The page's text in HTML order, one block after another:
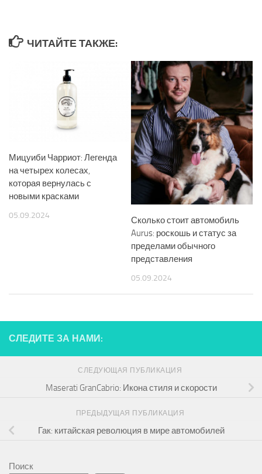
ЧИТАЙТЕ ТАКЖЕ:
Мицуиби Чарриот: Легенда
на четырех колесах,
которая вернулась с
новыми красками
05.09.2024
Сколько стоит автомобиль
Aurus: роскошь и статус за
пределами обычного
представления
05.09.2024
СЛЕДИТЕ ЗА НАМИ:
СЛЕДУЮЩАЯ ПУБЛИКАЦИЯ
Maserati GranCabrio: Икона стиля и скорости
ПРЕДЫДУЩАЯ ПУБЛИКАЦИЯ
Гак: китайская революция в мире автомобилей
Поиск